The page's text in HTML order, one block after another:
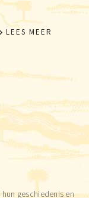
LEES MEER
hun geschiedenis en